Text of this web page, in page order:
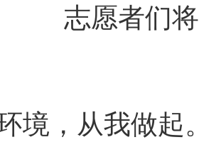
志愿者们
境，从我做起